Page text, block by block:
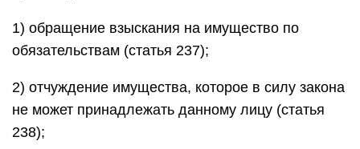
1) обращение взыскания на имущество по
обязательствам (статья 237);
2) отчуждение имущества, которое в силу закона
не может принадлежать данному лицу (статья
238);